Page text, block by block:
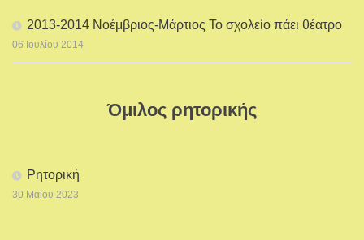
2013-2014 Νοέμβριος-Μάρτιος Το σχολείο πάει θέατρο
06 Ιουλίου 2014
Όμιλος ρητορικής
Ρητορική
30 Μαΐου 2023